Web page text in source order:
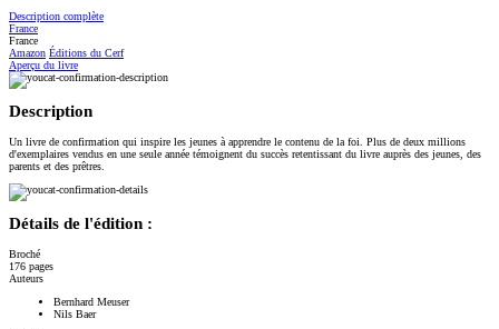
Description complète
France
France
Amazon Éditions du Cerf
Aperçu du livre
Description
Un livre de confirmation qui inspire les jeunes à apprendre le contenu de la foi. Plus de deux millions
d'exemplaires vendus en une seule année témoignent du succès retentissant du livre auprès des jeunes, des
parents et des prêtres.
Détails de l'édition :
Broché
176 pages
Auteurs
Bernhard Meuser
Nils Baer